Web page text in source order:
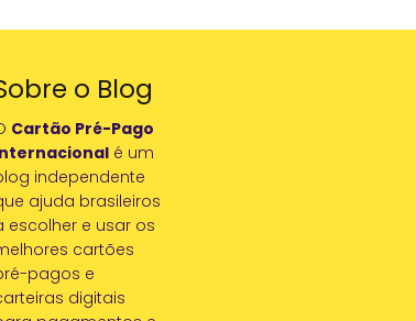
o Blog
Cartão Pré-Pago
é um
independente
ajuda brasileiros
escolher e usar os
cartões
pagos e
digitais